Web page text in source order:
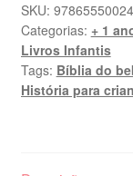
SKU:
Categorias: + 1
Livros Infantis
Tags: Bíblia do
História para